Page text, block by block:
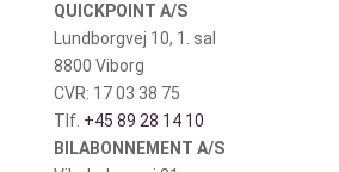
QUICKPOINT A/S
Lundborgvej 10, 1. sal
8800 Viborg
CVR: 17 03 38 75
Tlf. +45 89 28 14 10
BILABONNEMENT A/S